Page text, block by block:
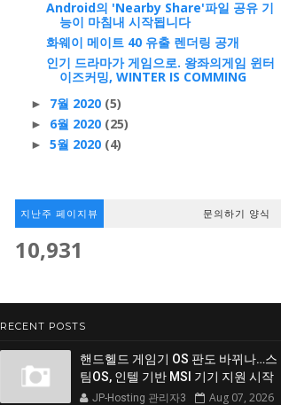
Android의 'Nearby Share'파일 공유 기
능이 마침내 시작됩니다
화웨이 메이트 40 유출 렌더링 공개
인기 드라마가 게임으로. 왕좌의게임 윈터
이즈커밍, WINTER IS COMMING
► 7월 2020 (5)
► 6월 2020 (25)
► 5월 2020 (4)
지난주 페이지뷰 문의하기 양식
10,931
RECENT POSTS
핸드헬드 게임기 OS 판도 바뀌나…스
팀OS, 인텔 기반 MSI 기기 지원 시작
JP-Hosting 관리자3 Aug 07, 2026